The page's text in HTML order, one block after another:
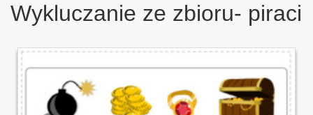
Wykluczanie ze zbioru- piraci